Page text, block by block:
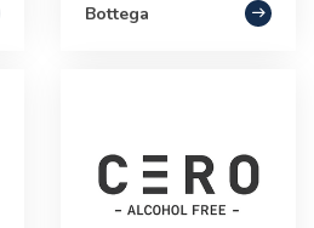
Bottega